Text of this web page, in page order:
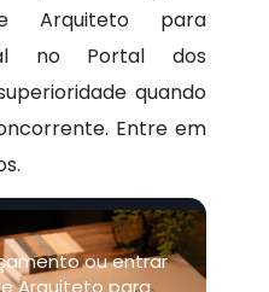
Arquiteto para
no Portal dos
quando
Entre em
ou entrar